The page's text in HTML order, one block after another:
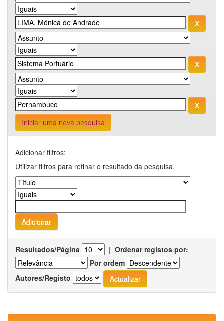
Iniciar uma nova pesquisa
Adicionar filtros:
Utilizar filtros para refinar o resultado da pesquisa.
Resultados/Página | Ordenar registos por:
Por ordem
Autores/Registo